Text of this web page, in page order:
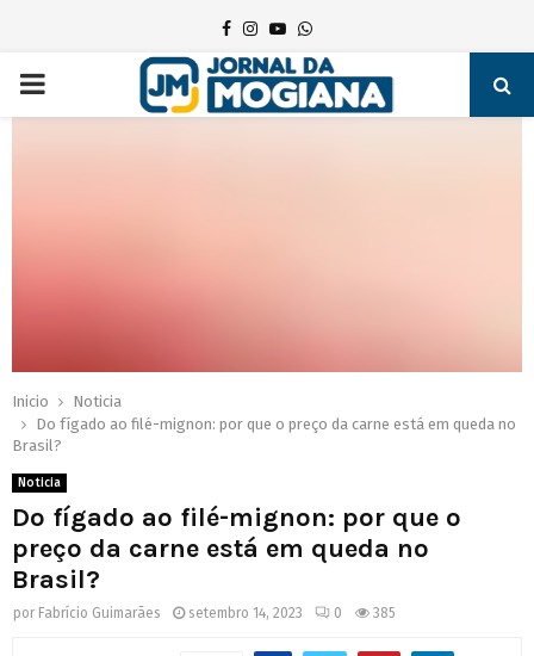
Facebook
Instagram
YoutubeWhatsapp
PRIMARY
Inicio
Noticia
Do fígado ao filé-mignon: por que o preço da carne está em queda no
Brasil?
Noticia
Do fígado ao filé-mignon: por que o
preço da carne está em queda no
Brasil?
por Fabrício Guimarães setembro 14, 2023 0 385